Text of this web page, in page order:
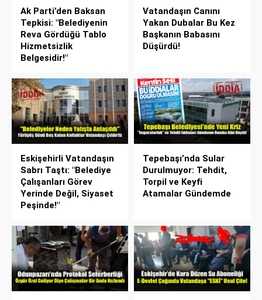
Ak Parti’den Baksan
Tepkisi: "Belediyenin
Reva Gördüğü Tablo
Hizmetsizlik
Belgesidir!"
Vatandaşın Canını
Yakan Dubalar Bu Kez
Başkanın Babasını
Düşürdü!
Eskişehirli Vatandaşın
Sabrı Taştı: "Belediye
Çalışanları Görev
Yerinde Değil, Siyaset
Peşinde!"
Tepebaşı’nda Sular
Durulmuyor: Tehdit,
Torpil ve Keyfi
Atamalar Gündemde